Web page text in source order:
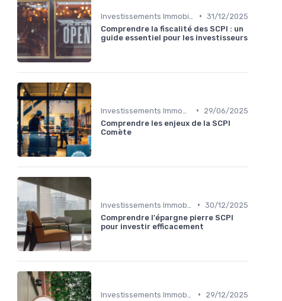
• 31/12/2025
Comprendre la fiscalité des SCPI : un
guide essentiel pour les investisseurs
•
29/06/2025
Comprendre les enjeux de la SCPI
Comète
• 30/12/2025
Comprendre l'épargne pierre SCPI
pour investir efficacement
•
29/12/2025